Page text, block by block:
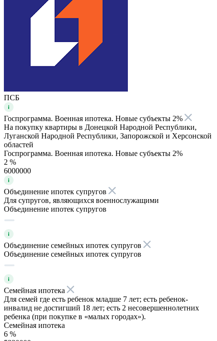
ПСБ
Госпрограмма. Военная ипотека. Новые субъекты 2%
На покупку квартиры в Донецкой Народной Республики,
Луганской Народной Республики, Запорожской и Херсонской
областей
Госпрограмма. Военная ипотека. Новые субъекты 2%
2 %
6000000
Объединение ипотек супругов
Для супругов, являющихся военнослужащими
Объединение ипотек супругов
Объединение семейных ипотек супругов
Объединение семейных ипотек супругов
Семейная ипотека
Для семей где есть ребенок младше 7 лет; есть ребенок-
инвалид не достигший 18 лет; есть 2 несовершеннолетних
ребенка (при покупке в «малых городах»).
Семейная ипотека
6 %